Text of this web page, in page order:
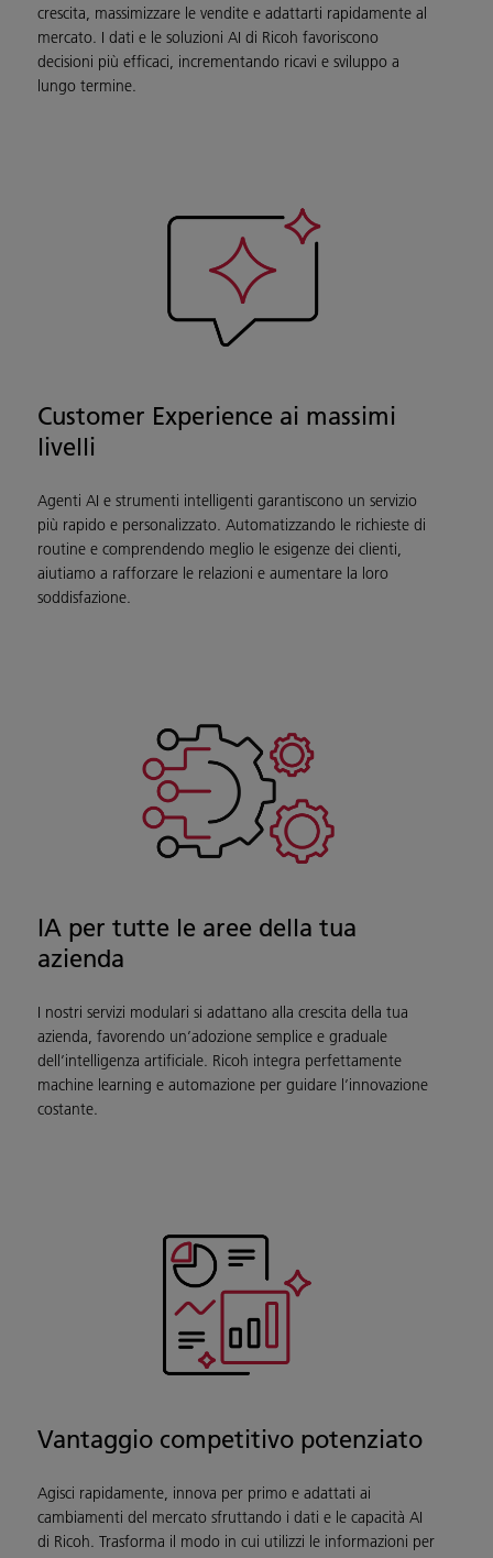
crescita, massimizzare le vendite e adattarti rapidamente al
mercato. I dati e le soluzioni AI di Ricoh favoriscono
decisioni più efficaci, incrementando ricavi e sviluppo a
lungo termine.
Customer Experience ai massimi
livelli
Agenti AI e strumenti intelligenti garantiscono un servizio
più rapido e personalizzato. Automatizzando le richieste di
routine e comprendendo meglio le esigenze dei clienti,
aiutiamo a rafforzare le relazioni e aumentare la loro
soddisfazione.
IA per tutte le aree della tua
azienda
I nostri servizi modulari si adattano alla crescita della tua
azienda, favorendo un’adozione semplice e graduale
dell’intelligenza artificiale. Ricoh integra perfettamente
machine learning e automazione per guidare l’innovazione
costante.
Vantaggio competitivo potenziato
Agisci rapidamente, innova per primo e adattati ai
cambiamenti del mercato sfruttando i dati e le capacità AI
di Ricoh. Trasforma il modo in cui utilizzi le informazioni per